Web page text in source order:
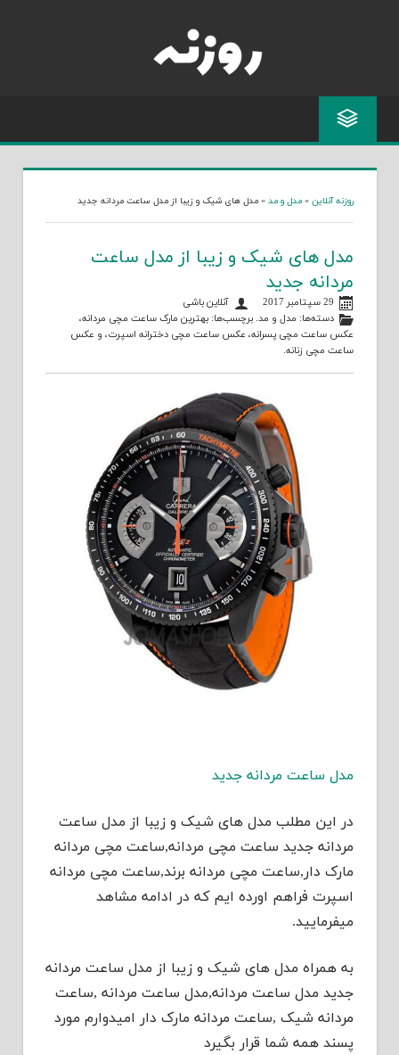
روزنه آنلاین » مدل و مد » مدل های شیک و زیبا از مدل ساعت مردانه جدید
مدل های شیک و زیبا از مدل ساعت
مردانه جدید
29 سپتامبر 2017
آنلاین باشی
دسته‌ها: مدل و مد. برچسب‌ها:بهترین مارک ساعت مچی مردانه،
عکس ساعت مچی پسرانه، عکس ساعت مچی دخترانه اسپرت، و عکس
ساعت مچی زنانه.
مدل ساعت مردانه جدید
در این مطلب مدل های شیک و زیبا از مدل ساعت
مردانه جدید ساعت مچی مردانه,ساعت مچی مردانه
مارک دار,ساعت مچی مردانه برند,ساعت مچی مردانه
اسپرت فراهم اورده ایم که در ادامه مشاهد
میفرمایید.
به همراه مدل های شیک و زیبا از مدل ساعت مردانه
جدید مدل ساعت مردانه,مدل ساعت مردانه ,ساعت
مردانه شیک ,ساعت مردانه مارک دار امیدوارم مورد
پسند همه شما قرار بگیرد